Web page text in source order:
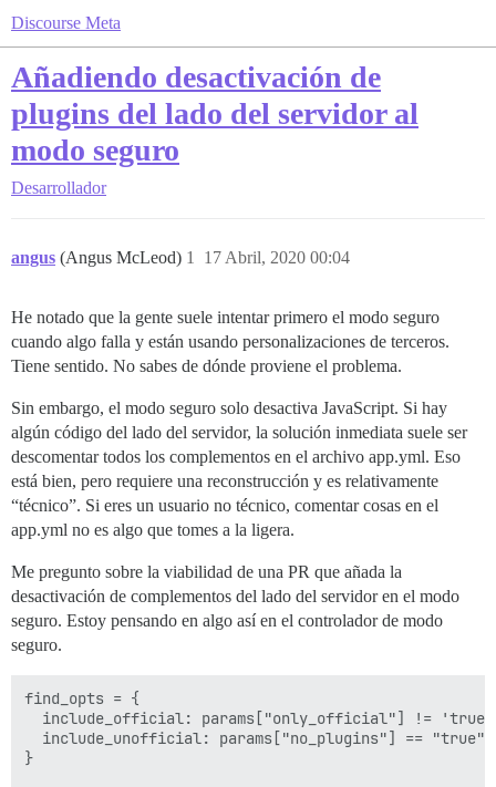
Discourse Meta
Añadiendo desactivación de
plugins del lado del servidor al
modo seguro
Desarrollador
angus (Angus McLeod) 17 Abril, 2020 00:04
1
He notado que la gente suele intentar primero el modo seguro
cuando algo falla y están usando personalizaciones de terceros.
Tiene sentido. No sabes de dónde proviene el problema.
Sin embargo, el modo seguro solo desactiva JavaScript. Si hay
algún código del lado del servidor, la solución inmediata suele ser
descomentar todos los complementos en el archivo app.yml. Eso
está bien, pero requiere una reconstrucción y es relativamente
“técnico”. Si eres un usuario no técnico, comentar cosas en el
app.yml no es algo que tomes a la ligera.
Me pregunto sobre la viabilidad de una PR que añada la
desactivación de complementos del lado del servidor en el modo
seguro. Estoy pensando en algo así en el controlador de modo
seguro.
find_opts = {
include_official: params["only_official"] !=
  include_unofficial: params["no_plugins"] == "true"
}